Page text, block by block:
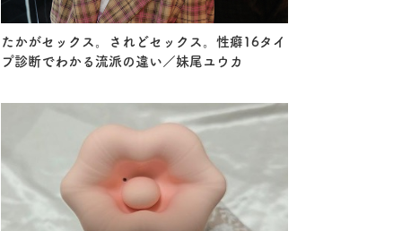
たかがセックス。されどセックス。性癖16タイ
プ診断でわかる流派の違い／妹尾ユウカ